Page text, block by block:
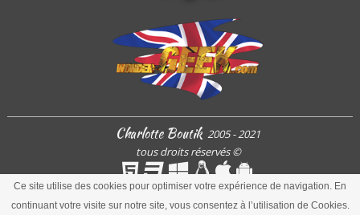
Ce site utilise des cookies pour optimiser votre expérience de navigation. En
continuant votre visite sur notre site, vous consentez à l’utilisation de Cookies.
Charlotte Boutik 2005 - 2021
tous droits réservés©